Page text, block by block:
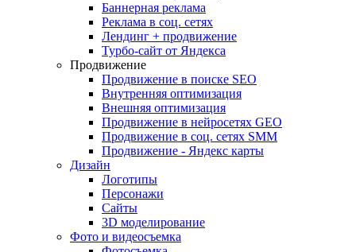
Баннерная реклама
Реклама в соц. сетях
Лендинг + продвижение
Турбо-сайт от Яндекса
Продвижение
Продвижение в поиске SEO
Внутренняя оптимизация
Внешняя оптимизация
Продвижение в нейросетях GEO
Продвижение в соц. сетях SMM
Продвижение - Яндекс карты
Дизайн
Логотипы
Персонажи
Сайты
3D моделирование
Фото и видеосъемка